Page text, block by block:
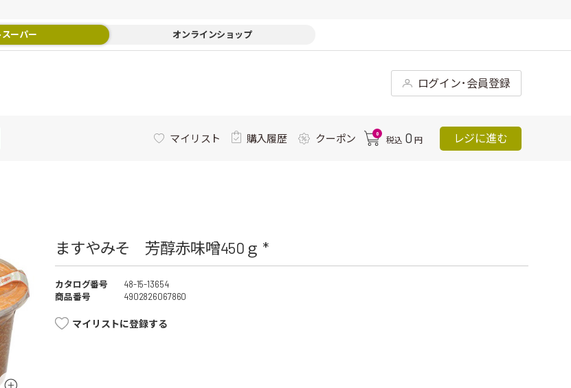
ーパー オンラインショップ
ログイン･会員登録
マイリスト 購入履歴 クーポン 0
税込 0 円 レジに進む
ますやみそ 芳醇赤味噌450ｇ *
カタログ番号
48-15-13654
商品番号
4902826067860
マイリストに登録する